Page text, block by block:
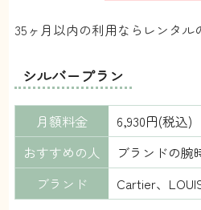
35ヶ月以内の利用ならレンタル
シルバープラン
月額料金
6,930円(税込)
おすすめの人
ブランドの腕
ブランド
Cartier、